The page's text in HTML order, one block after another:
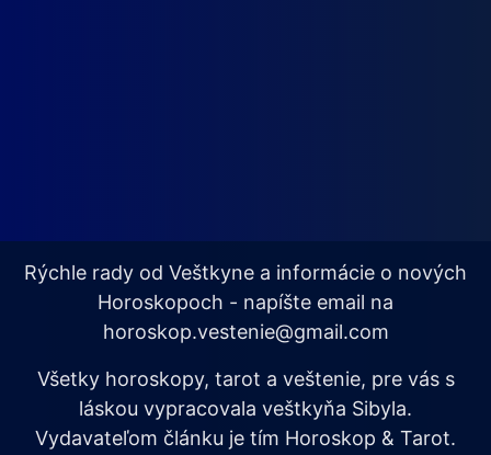
Rýchle rady od Veštkyne a informácie o nových
Horoskopoch - napíšte email na
horoskop.vestenie@gmail.com
Všetky horoskopy, tarot a veštenie, pre vás s
láskou vypracovala veštkyňa Sibyla.
Vydavateľom článku je tím Horoskop & Tarot.